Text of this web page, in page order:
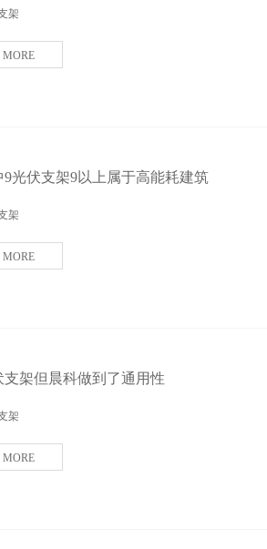
架
MORE
9光伏支架9以上属于高能耗建筑
架
MORE
支架但晨科做到了通用性
架
MORE